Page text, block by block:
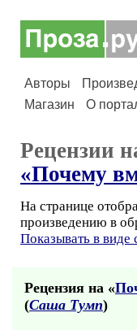
Авторы
Магазин
О
Рецензии
«Почему
На странице
произведению в
Показывать в виде
Рецензия на «
(Саша Тумп)